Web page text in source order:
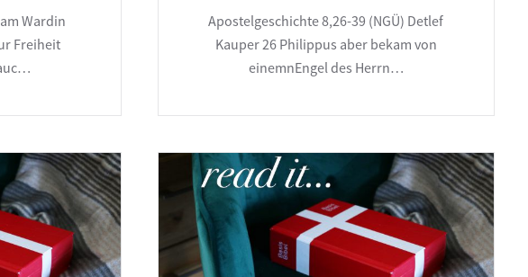
Wardin
Freiheit
Apostelgeschichte 8,26-39 (NGÜ) Detlef
Kauper 26 Philippus aber bekam von
einemnEngel des Herrn…